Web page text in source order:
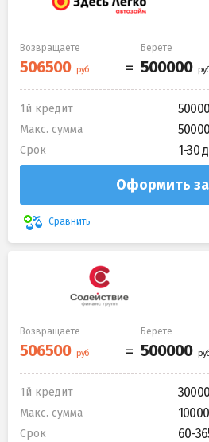
Возвращаете Берете
1й кредит
Макс. сумма
Срок 1-30
Оформить
Сравнить
Возвращаете Берете
1й кредит
Макс. сумма
Срок 60-